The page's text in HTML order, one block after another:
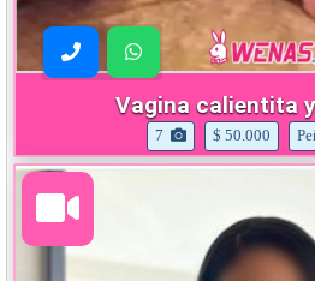
Vagina calientita
7 $ 50.000